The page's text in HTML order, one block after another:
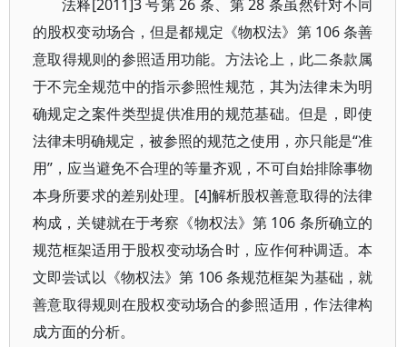
法释[2011]3 号第 26 条、第 28 条虽然针对不同
的股权变动场合，但是都规定《物权法》第 106 条善
意取得规则的参照适用功能。方法论上，此二条款属
于不完全规范中的指示参照性规范，其为法律未为明
确规定之案件类型提供准用的规范基础。但是，即使
法律未明确规定，被参照的规范之使用，亦只能是“准
用”，应当避免不合理的等量齐观，不可自始排除事物
本身所要求的差别处理。[4]解析股权善意取得的法律
构成，关键就在于考察《物权法》第 106 条所确立的
规范框架适用于股权变动场合时，应作何种调适。本
文即尝试以《物权法》第 106 条规范框架为基础，就
善意取得规则在股权变动场合的参照适用，作法律构
成方面的分析。